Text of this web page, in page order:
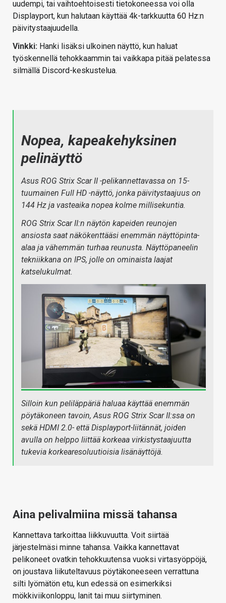
uudempi, tai vaihtoehtoisesti tietokoneessa voi olla
Displayport, kun halutaan käyttää 4k-tarkkuutta 60 Hz:n
päivitystaajuudella.
Vinkki: Hanki lisäksi ulkoinen näyttö, kun haluat
työskennellä tehokkaammin tai vaikkapa pitää pelatessa
silmällä Discord-keskustelua.
Nopea, kapeakehyksinen
pelinäyttö
Asus ROG Strix Scar II -pelikannettavassa on 15-
tuumainen Full HD -näyttö, jonka päivitystaajuus on
144 Hz ja vasteaika nopea kolme millisekuntia.
ROG Strix Scar II:n näytön kapeiden reunojen
ansiosta saat näkökenttääsi enemmän näyttöpinta-
alaa ja vähemmän turhaa reunusta. Näyttöpaneelin
tekniikkana on IPS, jolle on ominaista laajat
katselukulmat.
Silloin kun peliläppäriä haluaa käyttää enemmän
pöytäkoneen tavoin, Asus ROG Strix Scar II:ssa on
sekä HDMI 2.0- että Displayport-liitännät, joiden
avulla on helppo liittää korkeaa virkistystaajuutta
tukevia korkearesoluutioisia lisänäyttöjä.
Aina pelivalmiina missä tahansa
Kannettava tarkoittaa liikkuvuutta. Voit siirtää
järjestelmäsi minne tahansa. Vaikka kannettavat
pelikoneet ovatkin tehokkuutensa vuoksi virtasyöppöjä,
on joustava liikuteltavuus pöytäkoneeseen verrattuna
silti lyömätön etu, kun edessä on esimerkiksi
mökkiviikonloppu, lanit tai muu siirtyminen.